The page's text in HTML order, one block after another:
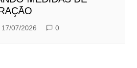
17/07/2026 0